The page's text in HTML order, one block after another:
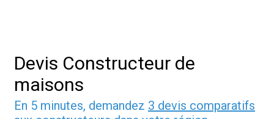
Devis Constructeur de
maisons
En 5 minutes, demandez 3 devis comparatifs